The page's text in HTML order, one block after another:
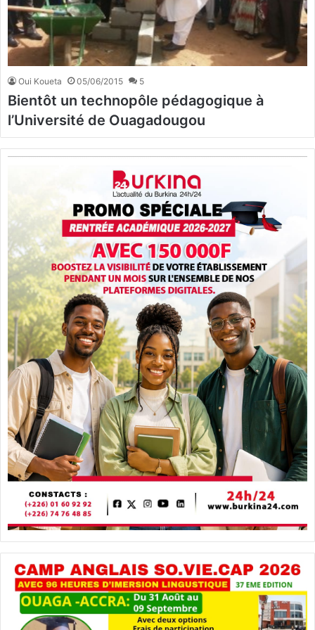
Oui Koueta 05/06/2015 5
Bientôt un technopôle pédagogique à
l’Université de Ouagadougou